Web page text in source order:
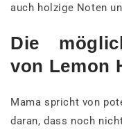
auch holzige Noten
Die
von Lemon
Mama spricht von
daran, dass noch